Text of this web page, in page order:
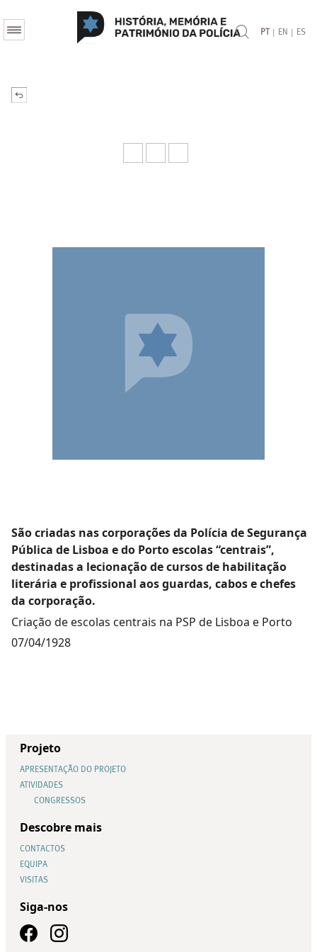
PT | EN | ES
São criadas nas corporações da Polícia de Segurança
Pública de Lisboa e do Porto escolas “centrais”,
destinadas a lecionação de cursos de habilitação
literária e profissional aos guardas, cabos e chefes
da corporação.
Criação de escolas centrais na PSP de Lisboa e Porto
07/04/1928
Projeto
APRESENTAÇÃO DO PROJETO
ATIVIDADES
CONGRESSOS
Descobre mais
CONTACTOS
EQUIPA
VISITAS
Siga-nos